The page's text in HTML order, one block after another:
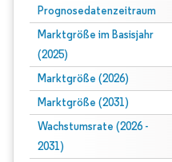
Prognosedatenzeitraum
Marktgröße im Basisjahr
(2025)
Marktgröße (2026)
Marktgröße (2031)
Wachstumsrate (2026 -
2031)